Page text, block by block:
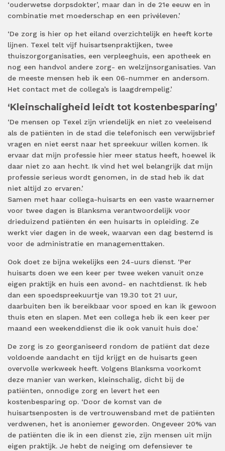
‘ouderwetse dorpsdokter’, maar dan in de 21e eeuw en in
combinatie met moederschap en een privéleven.’
‘De zorg is hier op het eiland overzichtelijk en heeft korte
lijnen. Texel telt vijf huisartsenpraktijken, twee
thuiszorgorganisaties, een verpleeghuis, een apotheek en
nog een handvol andere zorg- en welzijnsorganisaties. Van
de meeste mensen heb ik een 06-nummer en andersom.
Het contact met de collega’s is laagdrempelig.’
‘Kleinschaligheid leidt tot kostenbesparing’
‘De mensen op Texel zijn vriendelijk en niet zo veeleisend
als de patiënten in de stad die telefonisch een verwijsbrief
vragen en niet eerst naar het spreekuur willen komen. Ik
ervaar dat mijn professie hier meer status heeft, hoewel ik
daar niet zo aan hecht. Ik vind het wel belangrijk dat mijn
professie serieus wordt genomen, in de stad heb ik dat
niet altijd zo ervaren.’
Samen met haar collega-huisarts en een vaste waarnemer
voor twee dagen is Blanksma verantwoordelijk voor
drieduizend patiënten én een huisarts in opleiding. Ze
werkt vier dagen in de week, waarvan een dag bestemd is
voor de administratie en managementtaken.
Ook doet ze bijna wekelijks een 24-uurs dienst. ‘Per
huisarts doen we een keer per twee weken vanuit onze
eigen praktijk en huis een avond- en nachtdienst. Ik heb
dan een spoedspreekuurtje van 19.30 tot 21 uur,
daarbuiten ben ik bereikbaar voor spoed en kan ik gewoon
thuis eten en slapen. Met een collega heb ik een keer per
maand een weekenddienst die ik ook vanuit huis doe.’
De zorg is zo georganiseerd rondom de patiënt dat deze
voldoende aandacht en tijd krijgt en de huisarts geen
overvolle werkweek heeft. Volgens Blanksma voorkomt
deze manier van werken, kleinschalig, dicht bij de
patiënten, onnodige zorg en levert het een
kostenbesparing op. ‘Door de komst van de
huisartsenposten is de vertrouwensband met de patiënten
verdwenen, het is anoniemer geworden. Ongeveer 20% van
de patiënten die ik in een dienst zie, zijn mensen uit mijn
eigen praktijk. Je hebt de neiging om defensiever te